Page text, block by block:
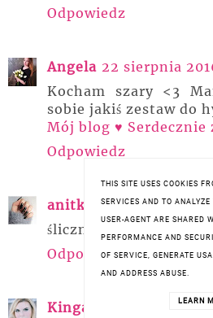
Odpowiedz
Angela 22 sierpnia
Kocham szary <3
sobie jakiś zestaw do
Mój blog ♥ Serdecznie
Odpowiedz
anitk4
22 sierpnia
śliczny kolor :)
Odpowiedz
Kinga Gorzela 22
THIS SITE USES COOKIES
SERVICES AND TO
USER-AGENT ARE SHARED
PERFORMANCE AND
OF SERVICE, GENERATE
AND ADDRESS ABUSE.
LEARN